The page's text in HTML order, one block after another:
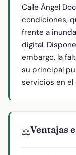
Calle Ángel
condiciones,
frente a
digital.
embargo, la
su principal
servicios en el
⚖️Ventajas